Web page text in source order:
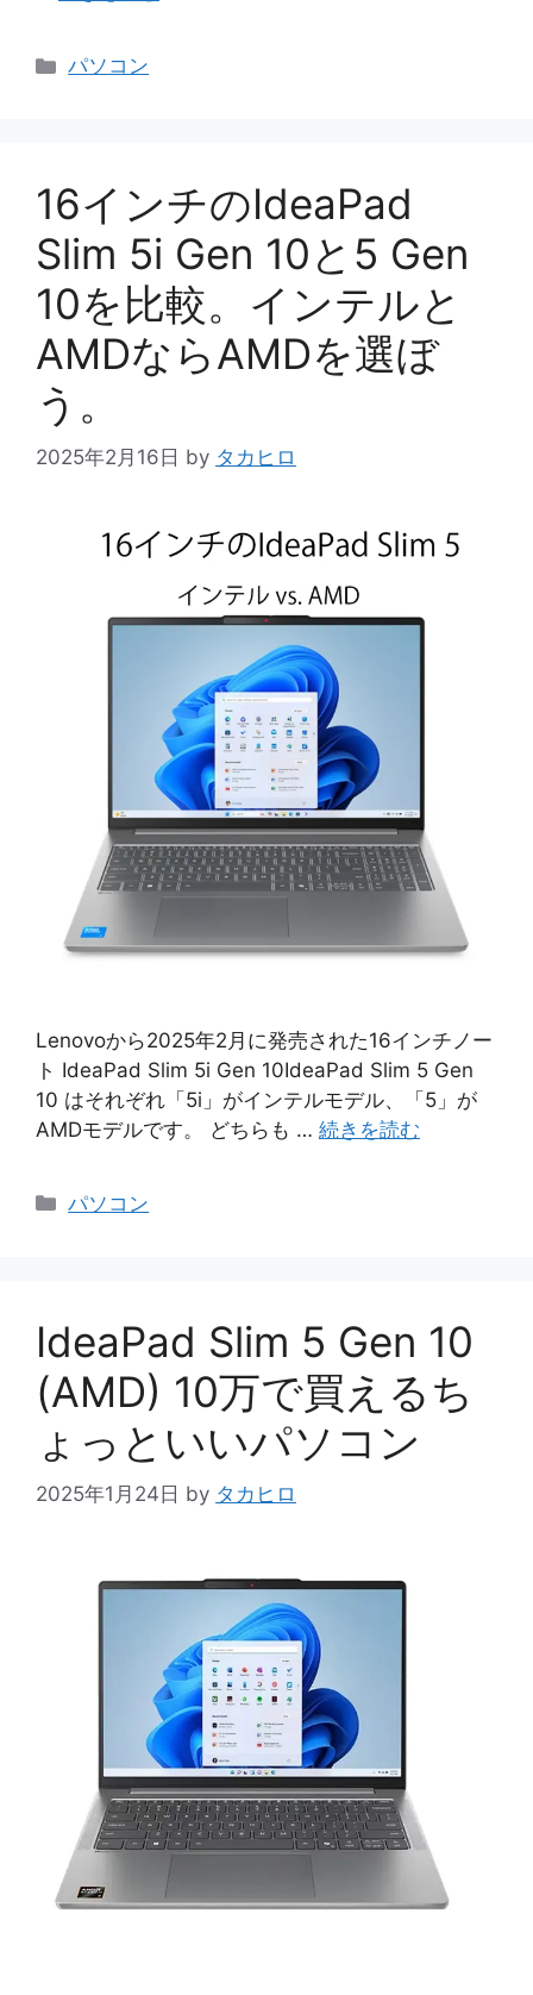
カ
パソコン
16インチのIdeaPad
Slim 5i Gen 10と5 Gen
10を比較。インテルと
AMDならAMDを選ぼ
う。
2025年2月16日 by タカヒロ
Lenovoから2025年2月に発売された16インチノー
ト IdeaPad Slim 5i Gen 10IdeaPad Slim 5 Gen
10 はそれぞれ「5i」がインテルモデル、「5」が
AMDモデルです。 どちらも … 続きを読む
カ
パソコン
IdeaPad Slim 5 Gen 10
(AMD) 10万で買えるち
ょっといいパソコン
2025年1月24日 by タカヒロ